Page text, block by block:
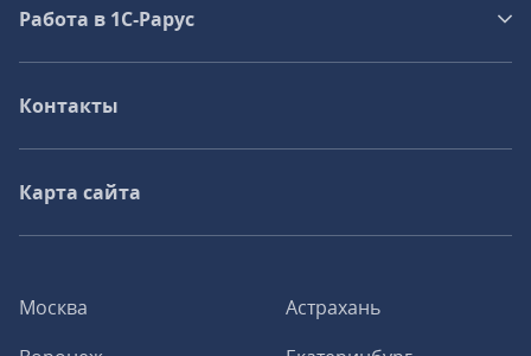
Москва
Астрахань
Работа в 1С‑Рарус
Контакты
Карта сайта